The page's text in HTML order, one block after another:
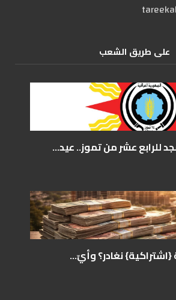
علی طریق الشعب
للرابع عشر من تموز.. عيد...
نغادر؟ وأيّ...